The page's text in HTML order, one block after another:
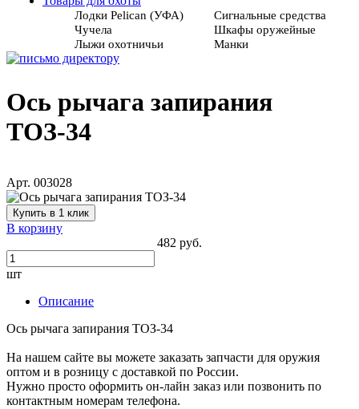
Лодки Pelican (УФА)
Сигнальные средства
Чучела
Шкафы оружейные
Лыжи охотничьи
Манки
Ось рычага запирания
ТОЗ-34
Арт. 003028
Купить в 1 клик
В корзину
482 руб.
шт
Описание
Ось рычага запирания ТОЗ-34
На нашем сайте вы можете заказать запчасти для оружия
оптом и в розницу с доставкой по России.
Нужно просто оформить он-лайн заказ или позвонить по
контактным номерам телефона.